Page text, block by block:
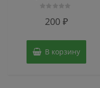
200₽
В корзину